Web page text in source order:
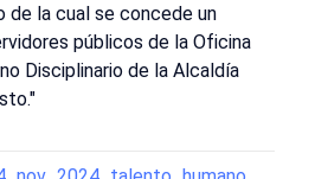
de la cual se concede un
públicos de la Oficina
Disciplinario de la Alcaldía